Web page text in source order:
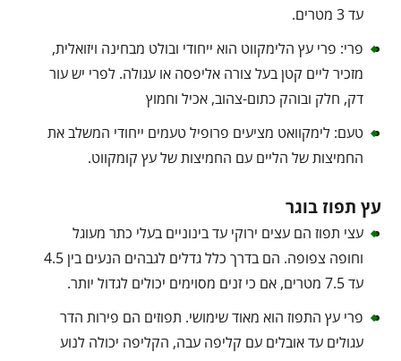
עד 3 מטרים.
פרי: פרי עץ הלימקווט הוא ייחודי ובולט מבחינה ויזואלית,
מזכיר ליים קטן בעל צורה אליפסה או עגולה. לפרי יש עור
דק, חלק ובוהק כתום-צהוב, אכיל וחמוץ
טעם: לימקוואט מציעים פרופיל טעמים ייחודי המשלב את
החמיצות של הליים עם החמיצות של עץ קומקווט.
עץ תפוז בוגר
עצי תפוז הם עצים ירוקי עד בינוניים בעלי כתר מעוגל
וחופה צפופה. הם בדרך כלל גדלים לגבהים הנעים בין 4.5
עד 7.5 מטרים, אם כי זנים מסוימים יכולים לגדול יותר.
פרי עץ התפוז הוא מאוד שימושי. תפוזים הם פירות הדר
עגולים עד אובלים עם קליפה עבה, הקליפה יכולה לנוע